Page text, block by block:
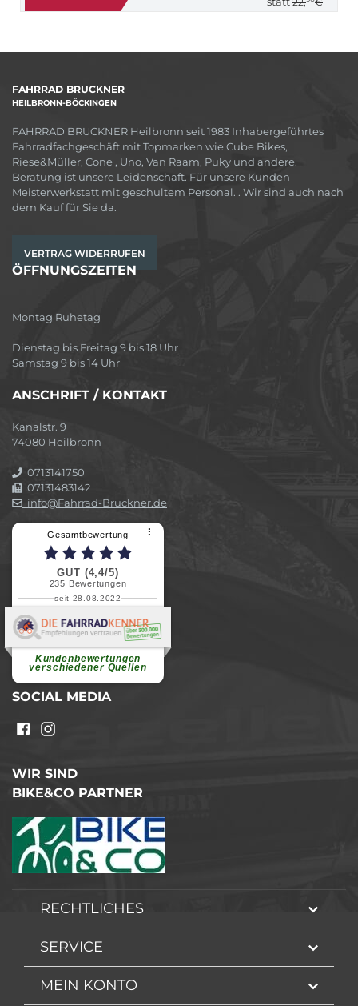
FAHRRAD BRUCKNER
HEILBRONN-BÖCKINGEN
FAHRRAD BRUCKNER Heilbronn seit 1983 Inhabergeführtes
Fahrradfachgeschäft mit Topmarken wie Cube Bikes,
Riese&Müller, Cone , Uno, Van Raam, Puky und andere.
Beratung ist unsere Leidenschaft. Für unsere Kunden
Meisterwerkstatt mit geschultem Personal. . Wir sind auch nach
dem Kauf für Sie da.
VERTRAG WIDERRUFEN
ÖFFNUNGSZEITEN
Montag Ruhetag
Dienstag bis Freitag 9 bis 18 Uhr
Samstag 9 bis 14 Uhr
ANSCHRIFT / KONTAKT
Kanalstr. 9
74080 Heilbronn
0713141750
07131483142
info@Fahrrad-Bruckner.de
Gesamtbewertung ⠇
GUT (4,4/5)
235 Bewertungen
seit 28.08.2022
Kundenbewertungen
verschiedener Quellen
Elvira B.
Superschnelle und freundliche
weiterlesen
SOCIAL MEDIA
WIR SIND
BIKE&CO PARTNER
RECHTLICHES
SERVICE
MEIN KONTO